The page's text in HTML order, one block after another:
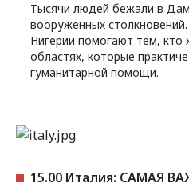
Тысячи людей бежали в
вооруженных
Нигерии помогают тем,
областях, которые
гуманитарной помощи.
15.00 Италия: САМАЯ